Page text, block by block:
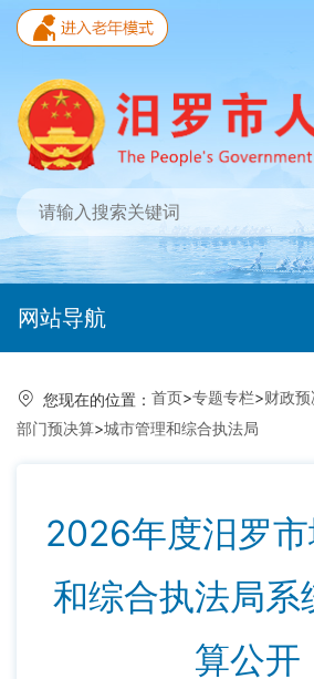
网站导航
您现在的位置： 首页>专题专栏>财政
部门预决算>城市管理和综合执法局
2026年度汨罗
和综合执法局系
算公开